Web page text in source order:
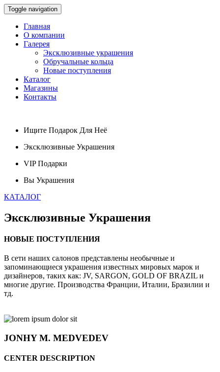
Toggle navigation
Главная
О компании
Галерея
Эксклюзивные украшения
Обручальные кольца
Новые поступления
Каталог
Магазины
Контакты
Ищите Подарок Для Неё
Эксклюзивные Украшения
VIPПодарки
Вы Украшения
КАТАЛОГ
Эксклюзивные Украшения
НОВЫЕ ПОСТУПЛЕНИЯ
В сети наших салонов представлены необычные и
запоминающиеся украшения известных мировых марок и
дизайнеров, таких как: JV, SARGON, GOLD OF BRAZIL и
многие другие. Производства Франции, Италии, Бразилии и
тд.
JONHYM. MEDVEDEV
CENTER DESCRIPTION